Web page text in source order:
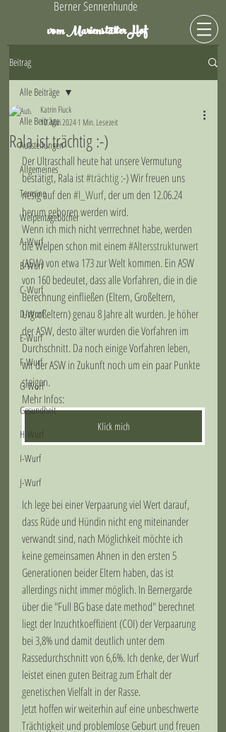
Berner Sennenhunde
vom MarienstätterHof
Beitrag
Alle Beiträge
Ausstellungen
Allgemeines
Termine
Welpentagebücher
A-Wurf
B-Wurf
C-Wurf
D-Wurf
E-Wurf
F-Wurf
G-Wurf
Gesundheit
H-Wurf
I-Wurf
J-Wurf
Alle Beiträge
Rala ist trächtig :-)
Katrin Fluck
10. Mai 20241 Min. Lesezeit
Der Ultraschall heute hat unsere Vermutung
bestätigt, Rala ist #trächtig :-) Wir freuen uns
riesig auf den #I_Wurf, der um den 12.06.24
herum geboren werden wird.
Wenn ich mich nicht verrrechnet habe, werden
die Welpen schon mit einem #Altersstrukturwert
(ASW) von etwa 173 zur Welt kommen. Ein ASW
von 160 bedeutet, dass alle Vorfahren, die in die
Berechnung einfließen (Eltern, Großeltern,
Urgroßeltern) genau 8 Jahre alt wurden. Je höher
der ASW, desto älter wurden die Vorfahren im
Durchschnitt. Da noch einige Vorfahren leben,
wir der ASW in Zukunft noch um ein paar Punkte
steigen.
Mehr Infos:
Klick mich
Ich lege bei einer Verpaarung viel Wert darauf,
dass Rüde und Hündin nicht eng miteinander
verwandt sind, nach Möglichkeit möchte ich
keine gemeinsamen Ahnen in den ersten 5
Generationen beider Eltern haben, das ist
allerdings nicht immer möglich. In Bernergarde
über die "Full BG base date method" berechnet
liegt der Inzuchtkoeffizient (COI) der Verpaarung
bei 3,8% und damit deutlich unter dem
Rassedurchschnitt von 6,6%. Ich denke, der Wurf
leistet einen guten Beitrag zum Erhalt der
genetischen Vielfalt in der Rasse.
Jetzt hoffen wir weiterhin auf eine unbeschwerte
Trächtigkeit und problemlose Geburt und freuen